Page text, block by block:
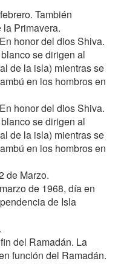
También
Primavera.
honor del dios Shiva.
se dirigen al
de la isla) mientras se
en los hombros en
honor del dios Shiva.
se dirigen al
de la isla) mientras se
en los hombros en
de Marzo.
de 1968, día en
de Isla
del Ramadán. La
función del Ramadán.